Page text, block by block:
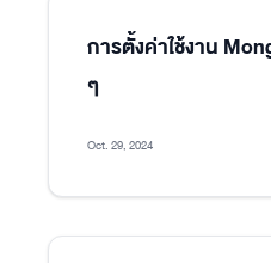
การตั้งค่าใช้งาน
ๆ
Oct. 29, 2024